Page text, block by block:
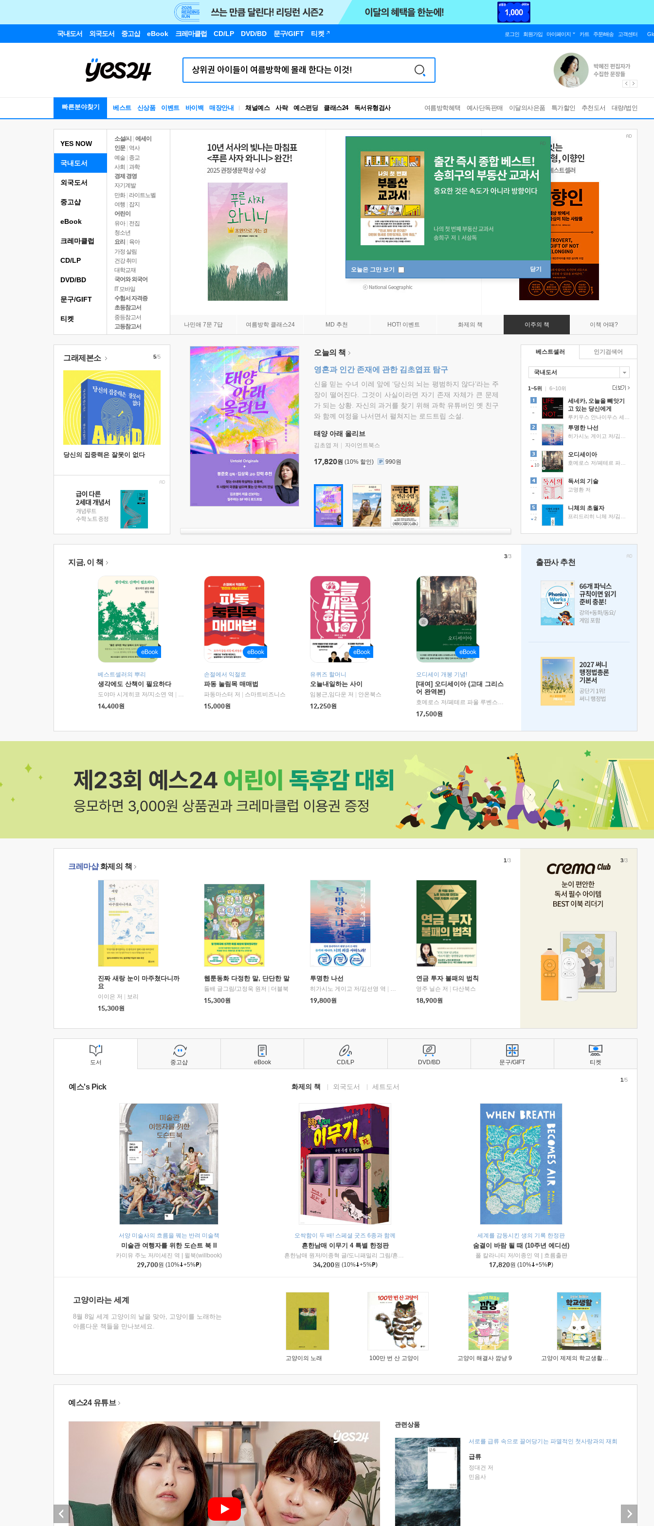
국내도서 외국도서 중고샵 eBook 크레마클럽 CD/LP DVD/BD 문구/GIFT 티켓 로그인 회원가입 마이페이지 카트 주문/배송 고객센터
빠른분야찾기 베스트 신상품 이벤트 바이백 매장안내 채널예스 사락 예스펀딩 클래스24
RBTI Lab
독서유형검사
여름방학혜택 예사단독판매 이달의사은품 특가할인 추천도서 대량/법인
오늘은 그만 보기 닫기
YES NOW
국내도서
소설/시
에세이
인문
역사
예술 | 종교
사회 | 과학
경제 경영
자기계발
만화 | 라이트노벨
여행
잡지
어린이
유아 | 전집
청소년
요리
육아
가정 살림
건강 취미
대학교재
국어와 외국어
IT 모바일
수험서 자격증
초등참고서
중등참고서
고등참고서
나민애 7문 7답 여름방학 클래스24 MD 추천 HOT! 이벤트 화제의 책 이주의 책 이책 어때?
외국도서
중고샵
eBook
크레마클럽
CD/LP
DVD/BD
문구/GIFT
티켓
그래제본소
당신의 집중력은 잘못이 없다
5/5 오늘의 책
영혼과 인간 존재에 관한 김초엽표 탐구
신을 믿는 수녀 이레 앞에 ‘당신의 뇌는 평범하지 않다’라는 주
장이 떨어진다. 그것이 사실이라면 자기 존재 자체가 큰 문제
가 되는 상황. 자신의 과거를 찾기 위해 과학 유튜버인 옛 친구
와 함께 여정을 나서면서 펼쳐지는 로드트립 소설.
태양 아래 올리브
김초엽 저 자이언트북스
17,820원 (10% 할인) 990원
베스트셀러
국내도서
1~5위 |
세네카, 오늘을 빼앗기
고 있는 당신에게
투명한 나선
10
오디세이아
독서의 기술
고명환 저
2
니체의 초월자
6~10위
인기검색어
지금, 이 책
베스트셀러의 뿌리
생각에도 산책이 필요하다
도야마 시게히코 저/지소연 역
알에이치코리아(RHK)
14,400원
손절에서 익절로
파동 눌림목 매매법
파동마스터 저
스마트비즈니스
15,000원
유퀴즈 할머니
오늘내일하는 사이
임봉근,임다운 저
안온북스
12,250원
오디세이 개봉 기념!
[대여] 오디세이아 (고대 그리스
어 완역본)
호메로스 저/페테르 파울 루벤스 그림/박문재 역
현대지성
17,500원
3/3
출판사 추천
크레마샵화제의 책
진짜 새랑 눈이 마주쳤다니까
요
이이은 저
보리
15,300원
웹툰동화 다정한 말, 단단한 말
돌배 글그림/고정욱 원저
더블북
15,300원
투명한 나선
히가시노 게이고 저/김선영 역
북다
19,800원
연금 투자 불패의 법칙
영주 닐슨 저
다산북스
18,900원
1/3 3/3
도서
예스's Pick 화제의 책 외국도서 세트도서
서양 미술사의 흐름을 꿰는 반려 미술책
미술관 여행자를 위한 도슨트 북 II
카미유 주노 저/이세진 역
윌북(willbook)
29,700원 (10% +5% )
오싹함이 두 배! 스페셜 굿즈 6종과 함께
흔한남매 이무기 4 특별 한정판
흔한남매 원저/이종혁 글/도니패밀리 그림/흔한컴퍼니 감수
미래엔아이세움
34,200원 (10% +5% )
세계를 감동시킨 생의 기록 한정판
숨결이 바람 될 때 (10주년 에디션)
폴 칼라니티 저/이종인 역
흐름출판
17,820원 (10% +5% )
1/5
고양이라는 세계
8월 8일 세계 고양이의 날을 맞아, 고양이를 노래하는
아름다운 책들을 만나보세요.
고양이의 노래 100만 번 산 고양이 고양이 해결사 깜냥 9 고양이 제제의 학교생활 1 : 초등학생이 이렇게 힘들 줄이야
중고샵 eBook CD/LP DVD/BD 문구/GIFT 티켓
예스24 유튜브
관련상품
서로를 급류 속으로 끌어당기는 파멸적인 첫사랑과의 재회
급류
정대건 저
민음사